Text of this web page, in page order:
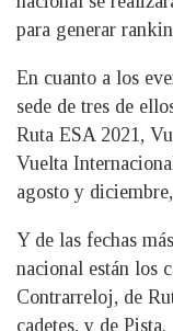
para generar
En cuanto a los
sede de tres de
Ruta ESA 2021,
Vuelta
agosto y
Y de las fechas
nacional están los
Contrarreloj, de
cadetes, y de Pista.